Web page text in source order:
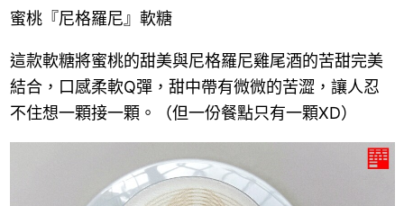
蜜桃『尼格羅尼』軟糖
這款軟糖將蜜桃的甜美與尼格羅尼雞尾酒的苦甜完美
結合，口感柔軟Q彈，甜中帶有微微的苦澀，讓人忍
不住想一顆接一顆。（但一份餐點只有一顆XD）